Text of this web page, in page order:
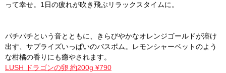
って幸せ。1日の疲れが吹き飛ぶリラックスタイムに。
パチパチという音とともに、きらびやかなオレンジゴールドが溶け
出す、サプライズいっぱいのバスボム。レモンシャーベットのよう
な柑橘の香りにも癒やされます。
LUSH ドラゴンの卵 約200g ¥790